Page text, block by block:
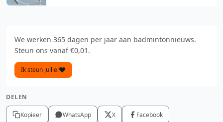
We werken 365 dagen per jaar aan badmintonnieuws.
Steun ons vanaf €0,01.
Ik steun jullie!
DELEN
Kopieer WhatsApp X Facebook